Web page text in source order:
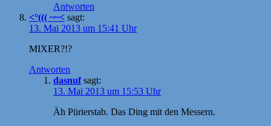
Antworten
<°((( ~~< sagt:
13. Mai 2013 um 15:41 Uhr
MIXER?!?
Antworten
dasnuf sagt:
13. Mai 2013 um 15:53 Uhr
Äh Pürierstab. Das Ding mit den Messern.